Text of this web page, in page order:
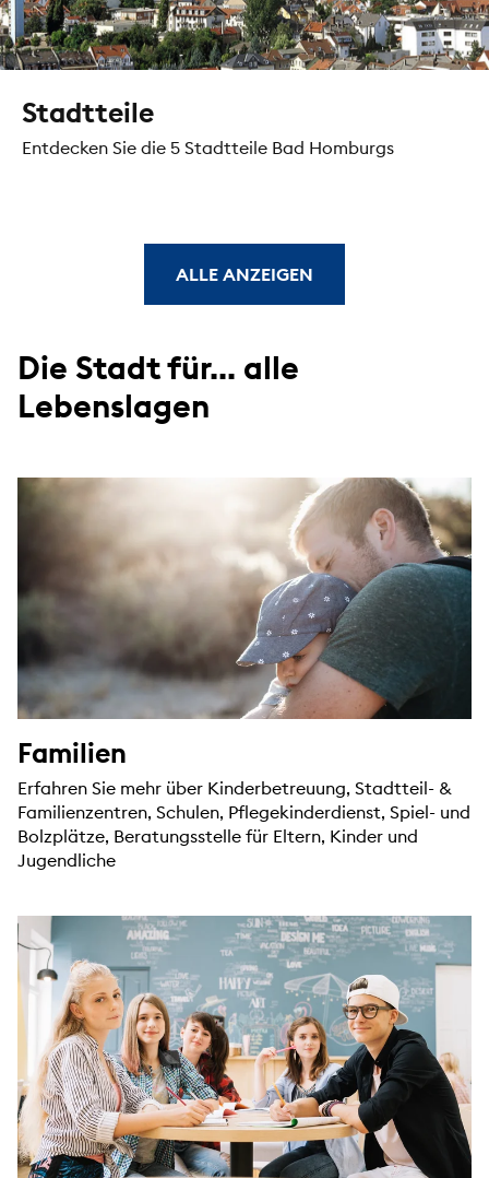
Stadtteile
Entdecken Sie die 5 Stadtteile Bad Homburgs
ALLE ANZEIGEN
Die Stadt für... alle
Lebenslagen
Familien
Erfahren Sie mehr über Kinderbetreuung, Stadtteil- &
Familienzentren, Schulen, Pflegekinderdienst, Spiel- und
Bolzplätze, Beratungsstelle für Eltern, Kinder und
Jugendliche